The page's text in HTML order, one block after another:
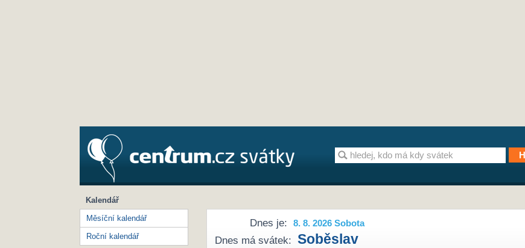
Dnes je: 8. 8. 2026 Sobota
Dnes má svátek: Soběslav
Kalendář
Měsíční kalendář
Roční kalendář